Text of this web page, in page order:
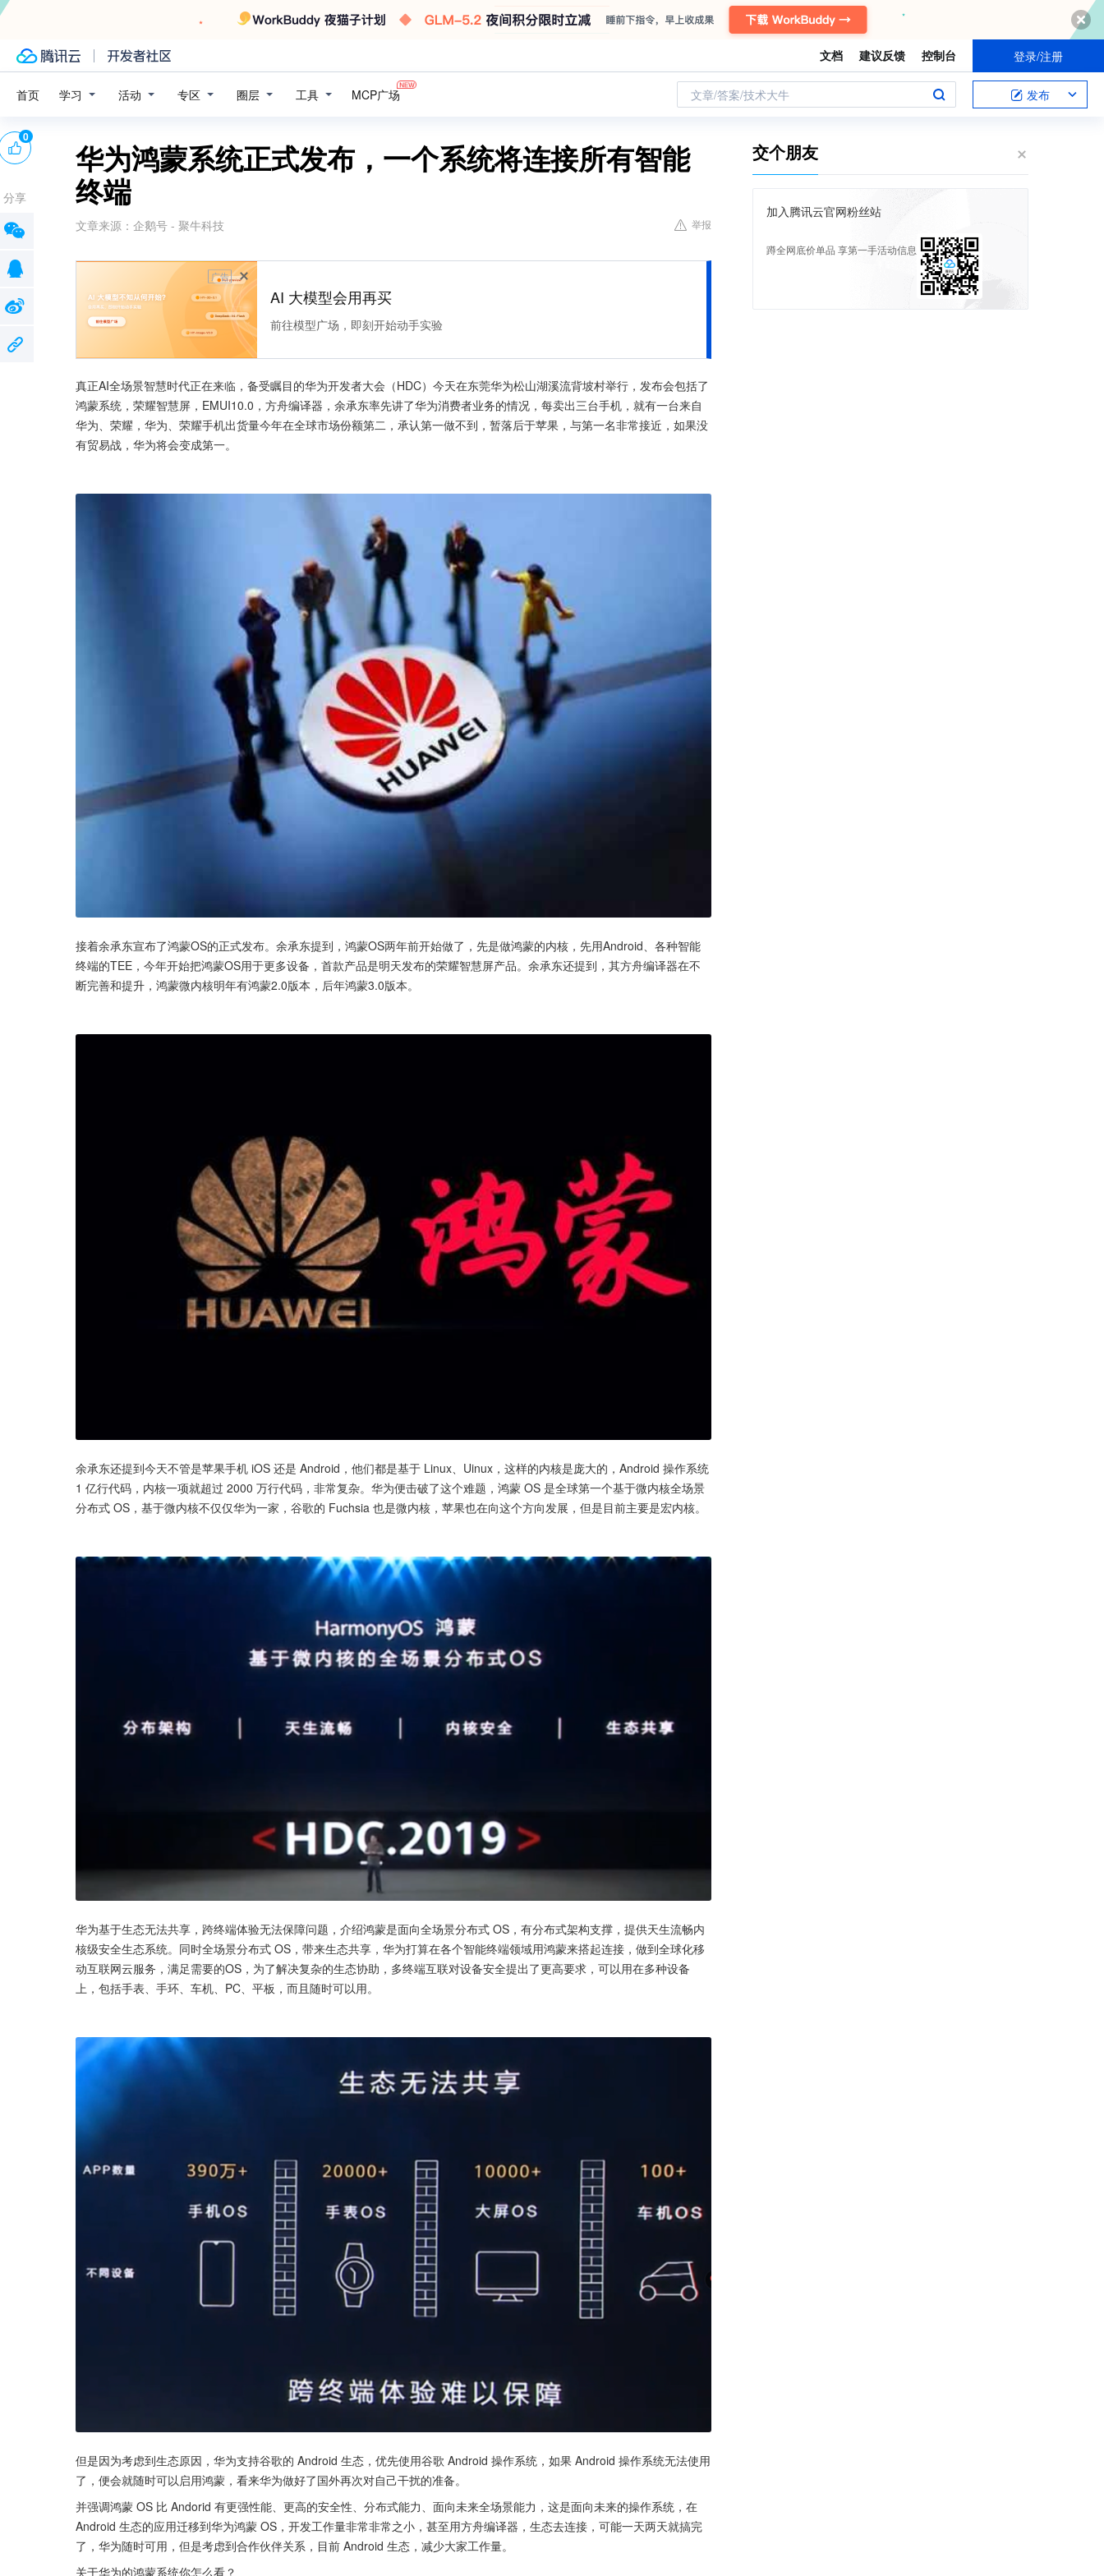
文档 建议反馈 控制台 登录/注册
首页 学习 活动 专区 圈层 工具 MCP广场 文章/答案/技术大牛 发布
华为鸿蒙系统正式发布，一个系统将连接所有智能
终端
文章来源： 企鹅号 - 聚牛科技 举报
广告
AI 大模型会用再买
前往模型广场，即刻开始动手实验
真正AI全场景智慧时代正在来临，备受瞩目的华为开发者大会（HDC）今天在东莞华为松山湖溪流背坡村举行，发布会包括了
鸿蒙系统，荣耀智慧屏，EMUI10.0，方舟编译器，余承东率先讲了华为消费者业务的情况，每卖出三台手机，就有一台来自
华为、荣耀，华为、荣耀手机出货量今年在全球市场份额第二，承认第一做不到，暂落后于苹果，与第一名非常接近，如果没
有贸易战，华为将会变成第一。
接着余承东宣布了鸿蒙OS的正式发布。余承东提到，鸿蒙OS两年前开始做了，先是做鸿蒙的内核，先用Android、各种智能
终端的TEE，今年开始把鸿蒙OS用于更多设备，首款产品是明天发布的荣耀智慧屏产品。余承东还提到，其方舟编译器在不
断完善和提升，鸿蒙微内核明年有鸿蒙2.0版本，后年鸿蒙3.0版本。
余承东还提到今天不管是苹果手机 iOS 还是 Android，他们都是基于 Linux、Uinux，这样的内核是庞大的，Android 操作系统
1 亿行代码，内核一项就超过 2000 万行代码，非常复杂。华为便击破了这个难题，鸿蒙 OS 是全球第一个基于微内核全场景
分布式 OS，基于微内核不仅仅华为一家，谷歌的 Fuchsia 也是微内核，苹果也在向这个方向发展，但是目前主要是宏内核。
华为基于生态无法共享，跨终端体验无法保障问题，介绍鸿蒙是面向全场景分布式 OS，有分布式架构支撑，提供天生流畅内
核级安全生态系统。同时全场景分布式 OS，带来生态共享，华为打算在各个智能终端领域用鸿蒙来搭起连接，做到全球化移
动互联网云服务，满足需要的OS，为了解决复杂的生态协助，多终端互联对设备安全提出了更高要求，可以用在多种设备
上，包括手表、手环、车机、PC、平板，而且随时可以用。
但是因为考虑到生态原因，华为支持谷歌的 Android 生态，优先使用谷歌 Android 操作系统，如果 Android 操作系统无法使用
了，便会就随时可以启用鸿蒙，看来华为做好了国外再次对自己干扰的准备。
并强调鸿蒙 OS 比 Andorid 有更强性能、更高的安全性、分布式能力、面向未来全场景能力，这是面向未来的操作系统，在
Android 生态的应用迁移到华为鸿蒙 OS，开发工作量非常非常之小，甚至用方舟编译器，生态去连接，可能一天两天就搞完
了，华为随时可用，但是考虑到合作伙伴关系，目前 Android 生态，减少大家工作量。
关于华为的鸿蒙系统你怎么看？
0
分享
交个朋友
加入腾讯云官网粉丝站
蹲全网底价单品 享第一手活动信息